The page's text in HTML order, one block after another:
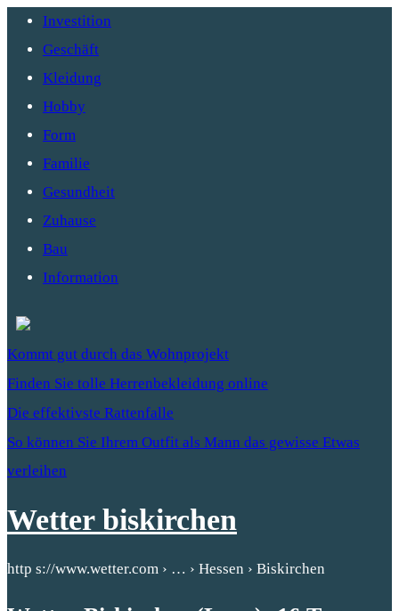
Investition
Geschäft
Kleidung
Hobby
Form
Familie
Gesundheit
Zuhause
Bau
Information
Kommt gut durch das Wohnprojekt
Finden Sie tolle Herrenbekleidung online
Die effektivste Rattenfalle
So können Sie Ihrem Outfit als Mann das gewisse Etwas
verleihen
Wetter biskirchen
http s://www.wetter.com › … › Hessen › Biskirchen